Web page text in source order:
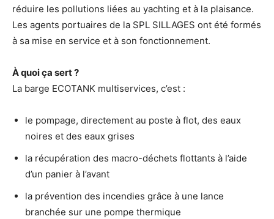
réduire les pollutions liées au yachting et à la plaisance.
Les agents portuaires de la SPL SILLAGES ont été formés
à sa mise en service et à son fonctionnement.
À quoi ça sert ?
La barge ECOTANK multiservices, c’est :
le pompage, directement au poste à flot, des eaux
noires et des eaux grises
la récupération des macro-déchets flottants à l’aide
d’un panier à l’avant
la prévention des incendies grâce à une lance
branchée sur une pompe thermique